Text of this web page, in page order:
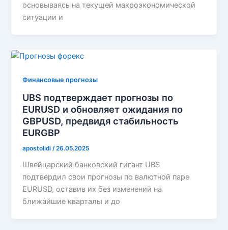
основываясь на текущей макроэкономической
ситуации и
Финансовые прогнозы
UBS подтверждает прогнозы по
EURUSD и обновляет ожидания по
GBPUSD, предвидя стабильность
EURGBP
apostolidi /26.05.2025
Швейцарский банковский гигант UBS
подтвердил свои прогнозы по валютной паре
EURUSD, оставив их без изменений на
ближайшие кварталы и до